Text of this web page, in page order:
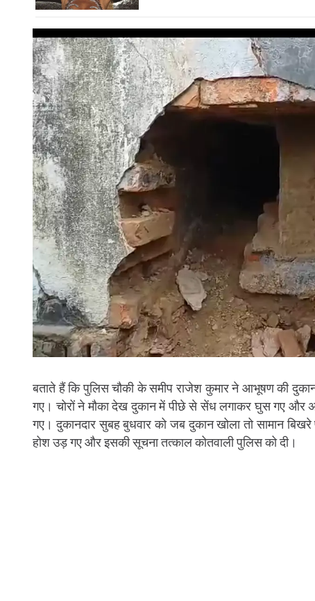
बताते हैं कि पुलिस चौकी के समीप राजेश कुमार ने आभूषण की
गए। चोरों ने मौका देख दुकान में पीछे से सेंध लगाकर घुस गए और
गए। दुकानदार सुबह बुधवार को जब दुकान खोला तो सामान
होश उड़ गए और इसकी सूचना तत्काल कोतवाली पुलिस को दी।